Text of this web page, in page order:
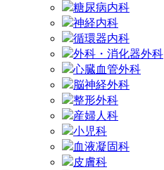
糖尿病内科
神経内科
循環器内科
外科・消化器外科
心臓血管外科
脳神経外科
整形外科
産婦人科
小児科
血液凝固科
皮膚科